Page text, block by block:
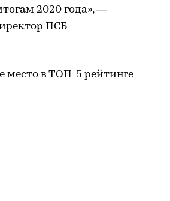
2020 года», —
ПСБ
место в ТОП-5 рейтинге